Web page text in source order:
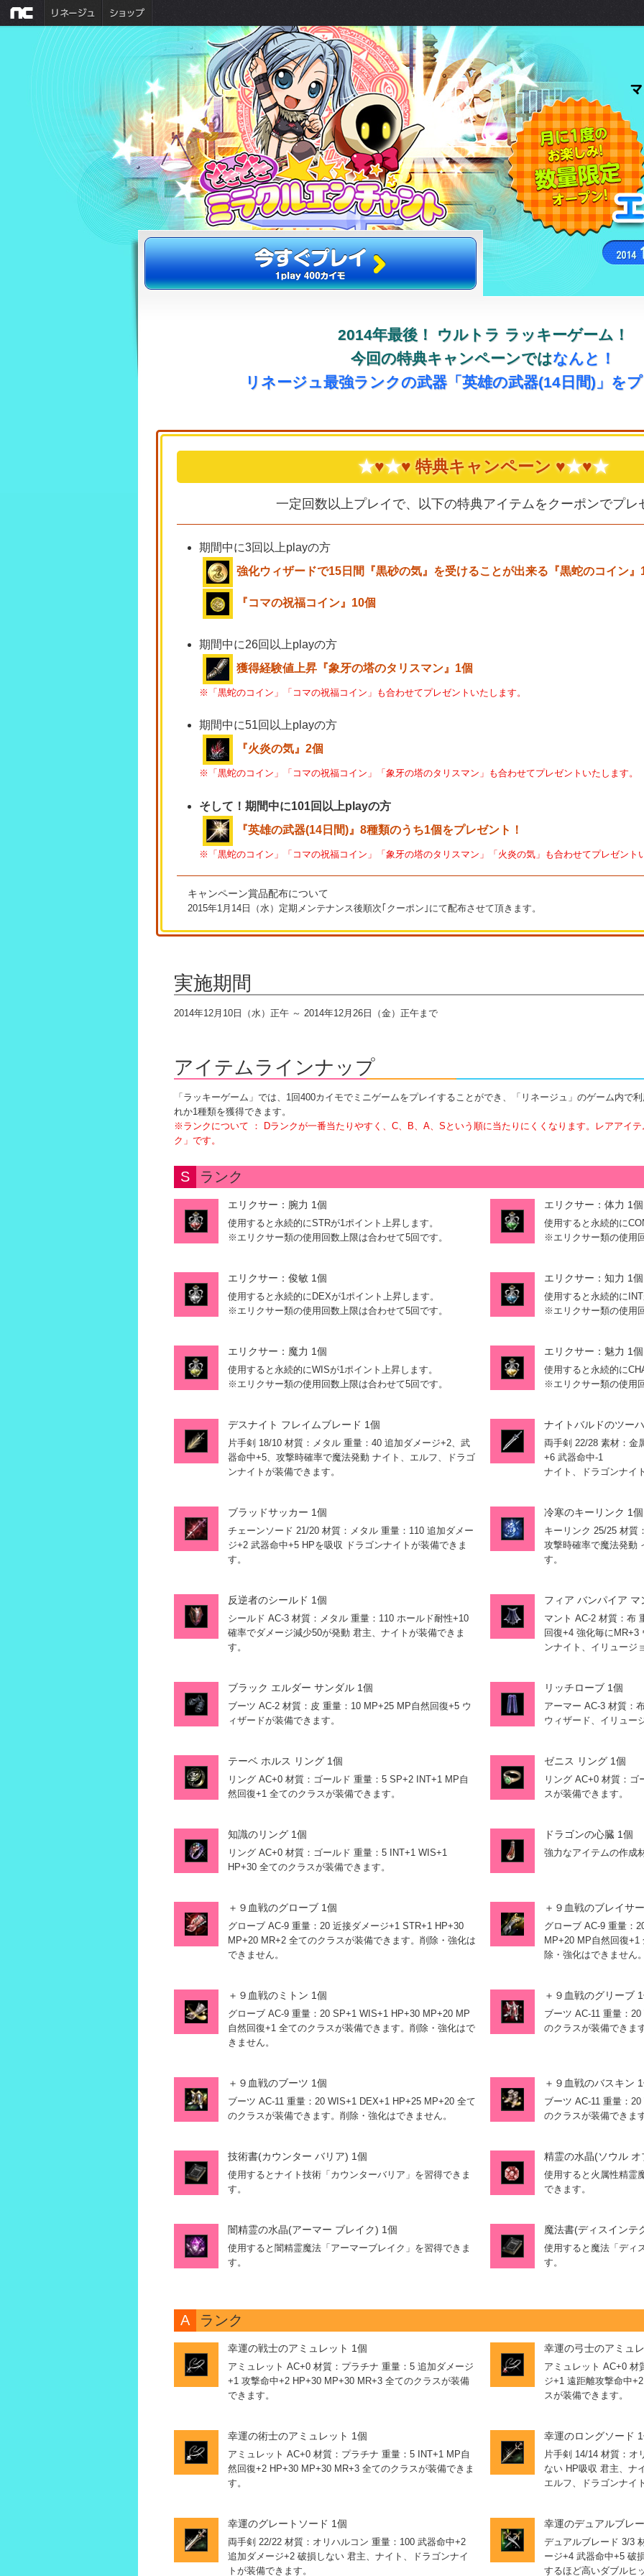
2014年最後！ ウルトラ ラッキーゲーム！
今回の特典キャンペーンではなんと！
リネージュ最強ランクの武器「英雄の武器(14日間)」をプ
★♥★♥ 特典キャンペーン ♥★♥★
一定回数以上プレイで、以下の特典アイテムをクーポンでプレ
期間中に3回以上playの方
強化ウィザードで15日間『黒砂の気』を受けることが出来る『黒蛇のコイン』
『コマの祝福コイン』10個
期間中に26回以上playの方
獲得経験値上昇『象牙の塔のタリスマン』1個
※「黒蛇のコイン」「コマの祝福コイン」も合わせてプレゼントいたします。
期間中に51回以上playの方
『火炎の気』2個
※「黒蛇のコイン」「コマの祝福コイン」「象牙の塔のタリスマン」も合わせてプレゼントいたします。
そして！期間中に101回以上playの方
『英雄の武器(14日間)』8種類のうち1個をプレゼント！
※「黒蛇のコイン」「コマの祝福コイン」「象牙の塔のタリスマン」「火炎の気」も合わせてプレゼント
キャンペーン賞品配布について
2015年1月14日（水）定期メンテナンス後順次｢クーポン｣にて配布させて頂きます。
実施期間
2014年12月10日（水）正午 ～ 2014年12月26日（金）正午まで
アイテムラインナップ
「ラッキーゲーム」では、1回400カイモでミニゲームをプレイすることができ、「リネージュ」のゲーム内で
れか1種類を獲得できます。
※ランクについて ： Dランクが一番当たりやすく、C、B、A、S という順に当たりにくくなります。レアアイ
ク」です。
S ランク
エリクサー：腕力 1個
使用すると永続的にSTRが1ポイント上昇します。
※エリクサー類の使用回数上限は合わせて5回です。
エリクサー：体力 1個
使用すると永続的に
※エリクサー類の使用
エリクサー：俊敏 1個
使用すると永続的にDEXが1ポイント上昇します。
※エリクサー類の使用回数上限は合わせて5回です。
エリクサー：知力 1個
使用すると永続的に
※エリクサー類の使用
エリクサー：魔力 1個
使用すると永続的にWISが1ポイント上昇します。
※エリクサー類の使用回数上限は合わせて5回です。
エリクサー：魅力 1個
使用すると永続的に
※エリクサー類の使用
デスナイト フレイムブレード 1個
片手剣 18/10 材質：メタル 重量：40 追加ダメージ+2、武
器命中+5、攻撃時確率で魔法発動 ナイト、エルフ、ドラゴ
ンナイトが装備できます。
ナイトバルドのツー
両手剣 22/28 素材：金
+6 武器命中-1
ナイト、ドラゴンナイ
ブラッドサッカー 1個
チェーンソード 21/20 材質：メタル 重量：110 追加ダメー
ジ+2 武器命中+5 HPを吸収 ドラゴンナイトが装備できま
す。
冷寒のキーリンク 1個
キーリンク 25/25 材質
攻撃時確率で魔法発動
す。
反逆者のシールド 1個
シールド AC-3 材質：メタル 重量：110 ホールド耐性+10
確率でダメージ減少50が発動 君主、ナイトが装備できま
す。
フィア バンパイア マ
マント AC-2 材質：布
回復+4 強化毎にMR+3
ンナイト、イリュージ
ブラック エルダー サンダル 1個
ブーツ AC-2 材質：皮 重量：10 MP+25 MP自然回復+5 ウ
ィザードが装備できます。
リッチローブ 1個
アーマー AC-3 材質：
ウィザード、イリュー
テーベ ホルス リング 1個
リング AC+0 材質：ゴールド 重量：5 SP+2 INT+1 MP自
然回復+1 全てのクラスが装備できます。
ゼニス リング 1個
リング AC+0 材質：ゴ
スが装備できます。
知識のリング 1個
リング AC+0 材質：ゴールド 重量：5 INT+1 WIS+1
HP+30 全てのクラスが装備できます。
ドラゴンの心臓 1個
強力なアイテムの作成
＋９血戦のグローブ 1個
グローブ AC-9 重量：20 近接ダメージ+1 STR+1 HP+30
MP+20 MR+2 全てのクラスが装備できます。削除・強化は
できません。
＋９血戦のブレイサ
グローブ AC-9 重量：
MP+20 MP自然回復+1
除・強化はできません。
＋９血戦のミトン 1個
グローブ AC-9 重量：20 SP+1 WIS+1 HP+30 MP+20 MP
自然回復+1 全てのクラスが装備できます。削除・強化はで
きません。
＋９血戦のグリーブ
ブーツ AC-11 重量：
のクラスが装備できま
＋９血戦のブーツ 1個
ブーツ AC-11 重量：20 WIS+1 DEX+1 HP+25 MP+20 全て
のクラスが装備できます。削除・強化はできません。
＋９血戦のバスキン
ブーツ AC-11 重量：
のクラスが装備できま
技術書(カウンター バリア) 1個
使用するとナイト技術「カウンターバリア」を習得できま
す。
精霊の水晶(ソウル
使用すると火属性精霊
できます。
闇精霊の水晶(アーマー ブレイク) 1個
使用すると闇精霊魔法「アーマーブレイク」を習得できま
す。
魔法書(ディスインテ
使用すると魔法「ディ
す。
A ランク
幸運の戦士のアミュレット 1個
アミュレット AC+0 材質：プラチナ 重量：5 追加ダメージ
+1 攻撃命中+2 HP+30 MP+30 MR+3 全てのクラスが装備
できます。
幸運の弓士のアミュ
アミュレット AC+0 材
ジ+1 遠距離攻撃命中
スが装備できます。
幸運の術士のアミュレット 1個
アミュレット AC+0 材質：プラチナ 重量：5 INT+1 MP自
然回復+2 HP+30 MP+30 MR+3 全てのクラスが装備できま
す。
幸運のロングソード
片手剣 14/14 材質：オ
ない HP吸収 君主、ナ
エルフ、ドラゴンナイ
幸運のグレートソード 1個
両手剣 22/22 材質：オリハルコン 重量：100 武器命中+2
追加ダメージ+2 破損しない 君主、ナイト、ドラゴンナイ
トが装備できます。
幸運のデュアルブレ
デュアルブレード 3/3
ージ+4 武器命中+5 破
するほど高いダブルヒ